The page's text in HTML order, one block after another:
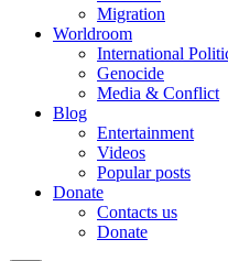
Migration
Worldroom
International
Genocide
Media & Conflict
Blog
Entertainment
Videos
Popular posts
Donate
Contacts us
Donate